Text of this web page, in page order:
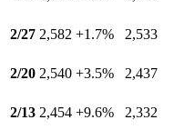
2/27 2,582 +1.7% 2,533
2/20 2,540 +3.5% 2,437
2/13 2,454 +9.6% 2,332